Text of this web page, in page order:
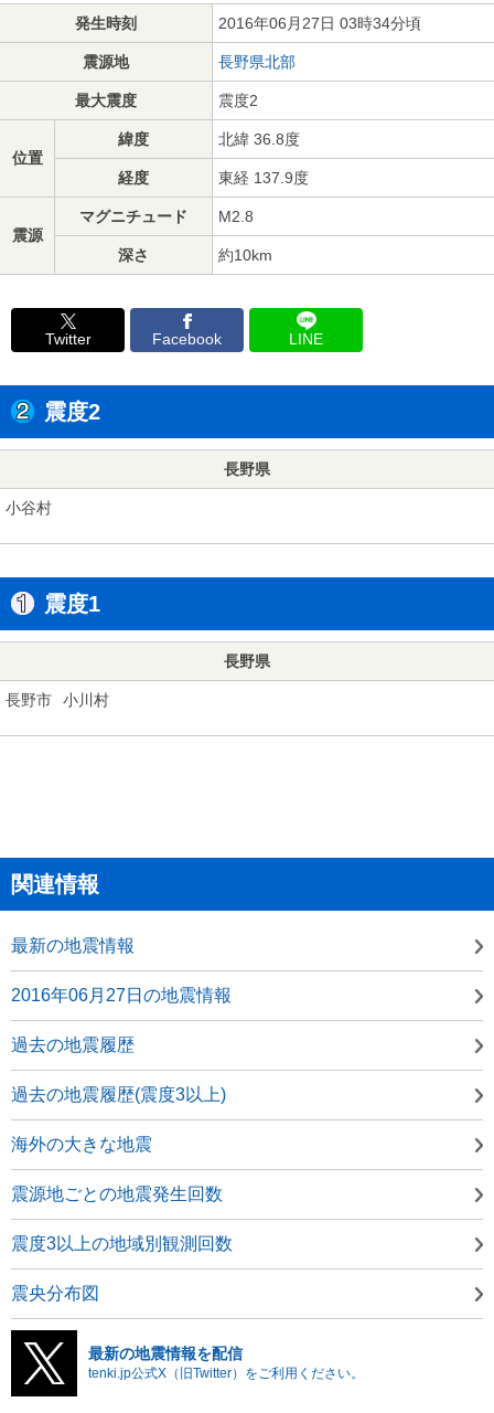
発生時刻 2016年06月27日 03時34分頃
震源地 長野県北部
最大震度 震度2
位置
緯度 北緯 36.8度
経度 東経 137.9度
震源
マグニチュード M2.8
深さ 約10km
Twitter Facebook LINE
震度2
長野県
小谷村
震度1
長野県
長野市 小川村
関連情報
最新の地震情報
2016年06月27日の地震情報
過去の地震履歴
過去の地震履歴(震度3以上)
海外の大きな地震
震源地ごとの地震発生回数
震度3以上の地域別観測回数
震央分布図
最新の地震情報を配信
tenki.jp公式X（旧Twitter）をご利用ください。